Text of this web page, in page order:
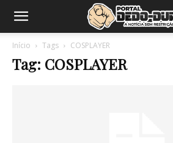
Início Tags COSPLAYER
Tag: COSPLAYER